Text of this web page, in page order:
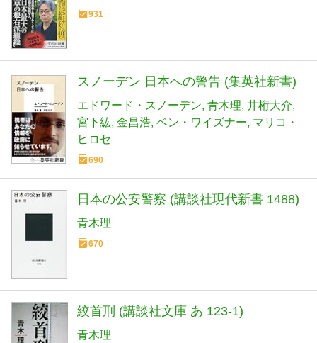
931
スノーデン 日本への警告 (集英社新書)
エドワード・スノーデン 青木理 井桁大介
宮下紘 金昌浩 ベン・ワイズナー マリコ・
ヒロセ
690
日本の公安警察 (講談社現代新書 1488)
青木理
670
絞首刑 (講談社文庫 あ 123-1)
青木理